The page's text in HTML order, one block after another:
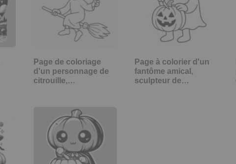
Page de coloriage
d'un personnage de
citrouille,…
Page à colorier d'un
fantôme amical,
sculpteur de…